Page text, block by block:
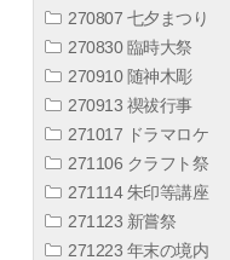
270807 七夕まつり
270830 臨時大祭
270910 随神木彫
270913 禊祓行事
271017 ドラマロケ
271106 クラフト祭
271114 朱印等講座
271123 新嘗祭
271223 年末の境内